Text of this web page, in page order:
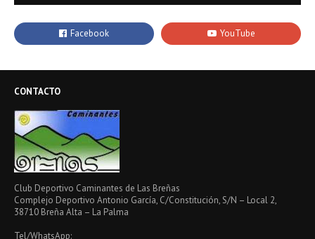
CONTACTO
Club Deportivo Caminantes de Las Breñas
Complejo Deportivo Antonio García, C/Constitución, S/N – Local 2,
38710 Breña Alta – La Palma
Tel/WhatsApp: